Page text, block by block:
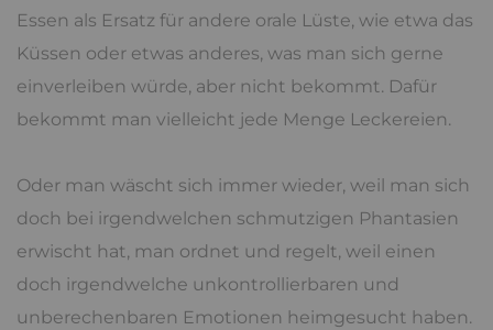
Essen als Ersatz für andere orale Lüste, wie etwa das
Küssen oder etwas anderes, was man sich gerne
einverleiben würde, aber nicht bekommt. Dafür
bekommt man vielleicht jede Menge Leckereien.
Oder man wäscht sich immer wieder, weil man sich
doch bei irgendwelchen schmutzigen Phantasien
erwischt hat, man ordnet und regelt, weil einen
doch irgendwelche unkontrollierbaren und
unberechenbaren Emotionen heimgesucht haben.